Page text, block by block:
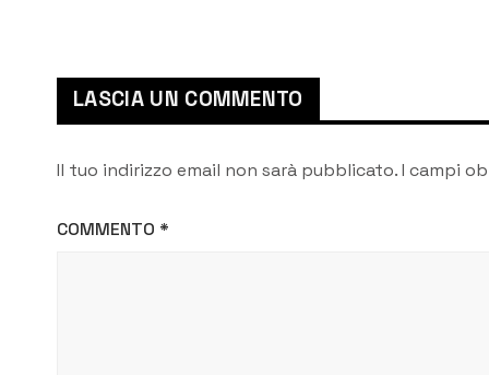
LASCIA UN COMMENTO
Il tuo indirizzo email non sarà pubblicato.I campi
COMMENTO *